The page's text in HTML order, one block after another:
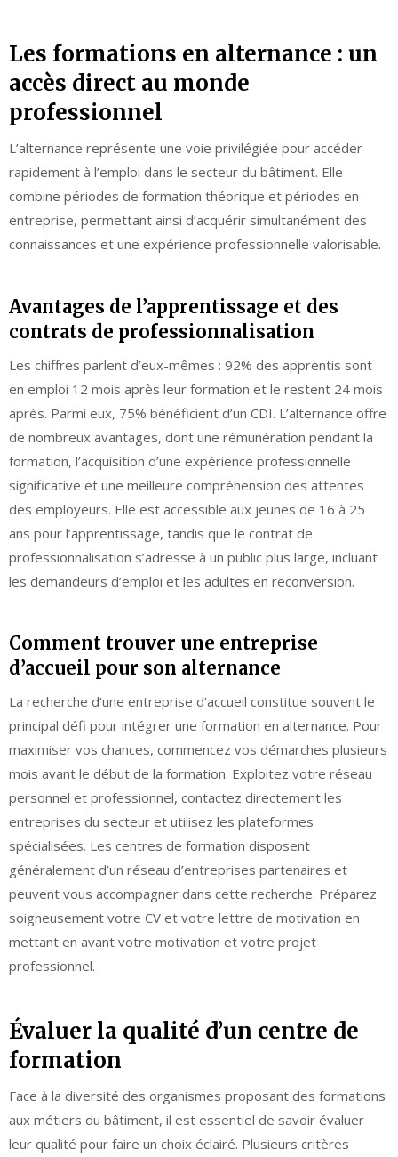
Les formations en alternance : un
accès direct au monde
professionnel
L’alternance représente une voie privilégiée pour accéder
rapidement à l’emploi dans le secteur du bâtiment. Elle
combine périodes de formation théorique et périodes en
entreprise, permettant ainsi d’acquérir simultanément des
connaissances et une expérience professionnelle valorisable.
Avantages de l’apprentissage et des
contrats de professionnalisation
Les chiffres parlent d’eux-mêmes : 92% des apprentis sont
en emploi 12 mois après leur formation et le restent 24 mois
après. Parmi eux, 75% bénéficient d’un CDI. L’alternance offre
de nombreux avantages, dont une rémunération pendant la
formation, l’acquisition d’une expérience professionnelle
significative et une meilleure compréhension des attentes
des employeurs. Elle est accessible aux jeunes de 16 à 25
ans pour l’apprentissage, tandis que le contrat de
professionnalisation s’adresse à un public plus large, incluant
les demandeurs d’emploi et les adultes en reconversion.
Comment trouver une entreprise
d’accueil pour son alternance
La recherche d’une entreprise d’accueil constitue souvent le
principal défi pour intégrer une formation en alternance. Pour
maximiser vos chances, commencez vos démarches plusieurs
mois avant le début de la formation. Exploitez votre réseau
personnel et professionnel, contactez directement les
entreprises du secteur et utilisez les plateformes
spécialisées. Les centres de formation disposent
généralement d’un réseau d’entreprises partenaires et
peuvent vous accompagner dans cette recherche. Préparez
soigneusement votre CV et votre lettre de motivation en
mettant en avant votre motivation et votre projet
professionnel.
Évaluer la qualité d’un centre de
formation
Face à la diversité des organismes proposant des formations
aux métiers du bâtiment, il est essentiel de savoir évaluer
leur qualité pour faire un choix éclairé. Plusieurs critères